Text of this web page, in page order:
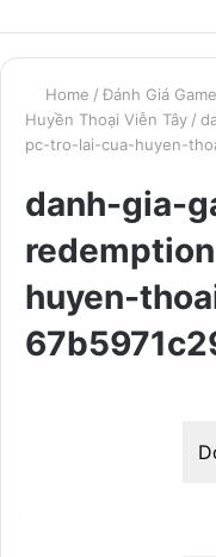
Home / Đánh Giá
Huyền Thoại Viễn Tây /
pc-tro-lai-cua-huyen-
danh-gia-
huyen-